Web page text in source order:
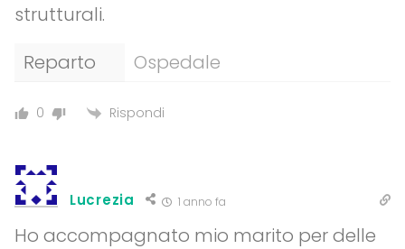
strutturali.
Reparto
Ospedale
0 Rispondi
Lucrezia 1 anno fa
Ho accompagnato mio marito per delle